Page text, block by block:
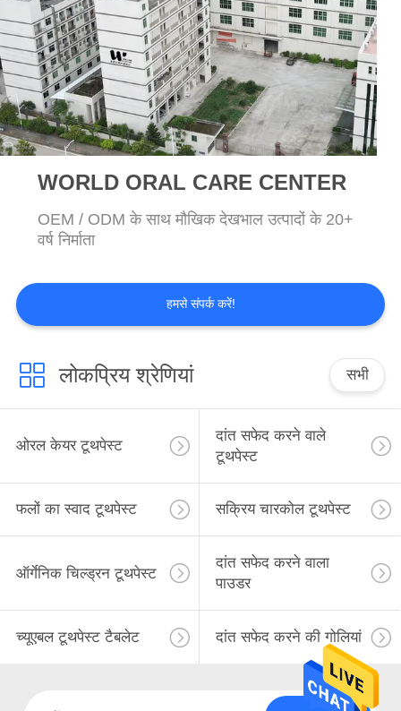
गोपनीयता
नीति
WORLD ORAL CARE CENTER
OEM / ODM के साथ मौखिक देखभाल उत्पादों के 20+
वर्ष निर्माता
हमसे संपर्क करें!
लोकप्रिय श्रेणियां सभी
ओरल केयर टूथपेस्ट
दांत सफेद करने वाले
टूथपेस्ट
फलों का स्वाद टूथपेस्ट सक्रिय चारकोल टूथपेस्ट
ऑर्गेनिक चिल्ड्रन टूथपेस्ट
दांत सफेद करने वाला
पाउडर
च्यूएबल टूथपेस्ट टैबलेट दांत सफेद करने की गोलियां